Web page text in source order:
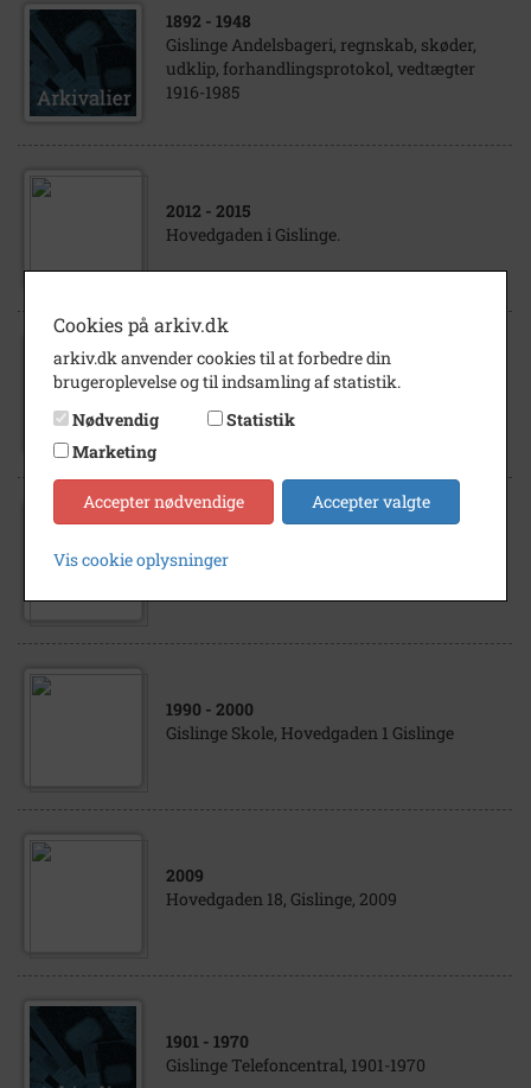
1892 - 1948
Gislinge Andelsbageri, regnskab, skøder,
udklip, forhandlingsprotokol, vedtægter
1916-1985
2012 - 2015
Hovedgaden i Gislinge.
1992
Gislinge Andelsbageri, Hovedgaden 3,
Gislinge
Gislinge Kro, Hovedgaden 10, 1980
1990 - 2000
Gislinge Skole, Hovedgaden 1 Gislinge
2009
Hovedgaden 18, Gislinge, 2009
1901 - 1970
Gislinge Telefoncentral, 1901-1970
Cookies på arkiv.dk
arkiv.dk anvender cookies til at forbedre din
brugeroplevelse og til indsamling af statistik.
Nødvendig
Statistik
Marketing
Accepter nødvendige Accepter valgte
Vis cookie oplysninger